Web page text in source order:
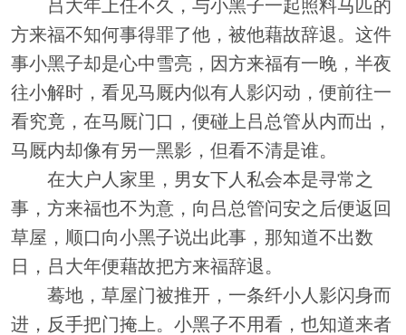
吕大年上任不久，与小黑子一起照料马匹的
方来福不知何事得罪了他，被他藉故辞退。这件
事小黑子却是心中雪亮，因方来福有一晚，半夜
往小解时，看见马厩内似有人影闪动，便前往一
看究竟，在马厩门口，便碰上吕总管从内而出，
马厩内却像有另一黑影，但看不清是谁。
在大户人家里，男女下人私会本是寻常之
事，方来福也不为意，向吕总管问安之后便返回
草屋，顺口向小黑子说出此事，那知道不出数
日，吕大年便藉故把方来福辞退。
蓦地，草屋门被推开，一条纤小人影闪身而
进，反手把门掩上。小黑子不用看，也知道来者